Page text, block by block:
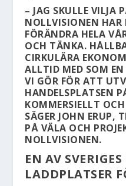
– JAG SKULLE VILJA
NOLLVISIONEN
FÖRÄNDRA HELA
OCH TÄNKA.
CIRKULÄRA
ALLTID MED SOM
VI GÖR FÖR ATT
HANDELSPLATSEN
KOMMERSIELLT
SÄGER JOHN ERUP,
PÅ VÄLA OCH
NOLLVISIONEN.
EN AV
LADDPLATSER